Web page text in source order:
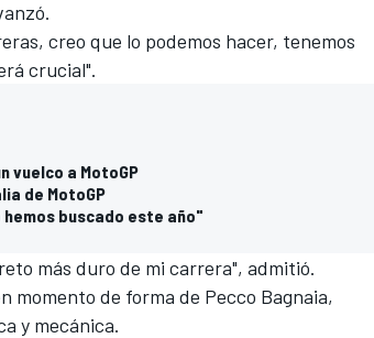
creo que lo podemos hacer, tenemos
crucial".
vuelco a MotoGP
de MotoGP
buscado este año"
más duro de mi carrera", admitió.
momento de forma de Pecco Bagnaia,
y mecánica.